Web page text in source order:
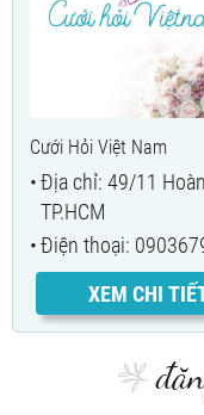
Cưới Hỏi Việt Nam
Địa chỉ: 49/11
TP.HCM
Điện thoại:
XEM CHI